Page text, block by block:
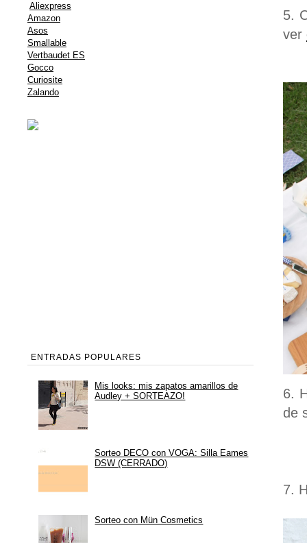
5.
ver
6.
de
7.
Aliexpress
Amazon
Asos
Smallable
Vertbaudet ES
Gocco
Curiosite
Zalando
ENTRADAS POPULARES
Mis looks: mis zapatos amarillos de
Audley + SORTEAZO!
Sorteo DECO con VOGA: Silla Eames
DSW (CERRADO)
Sorteo con Mün Cosmetics